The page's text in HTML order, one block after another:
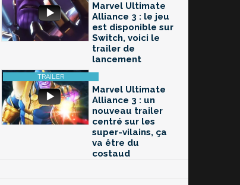
Marvel Ultimate
Alliance 3 : le jeu
est disponible sur
Switch, voici le
trailer de
lancement
Marvel Ultimate
Alliance 3 : un
nouveau trailer
centré sur les
super-vilains, ça
va être du
costaud